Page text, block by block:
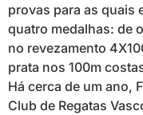
provas para as quais
quatro medalhas: de
no revezamento
prata nos 100m
Há cerca de um ano,
Club de Regatas